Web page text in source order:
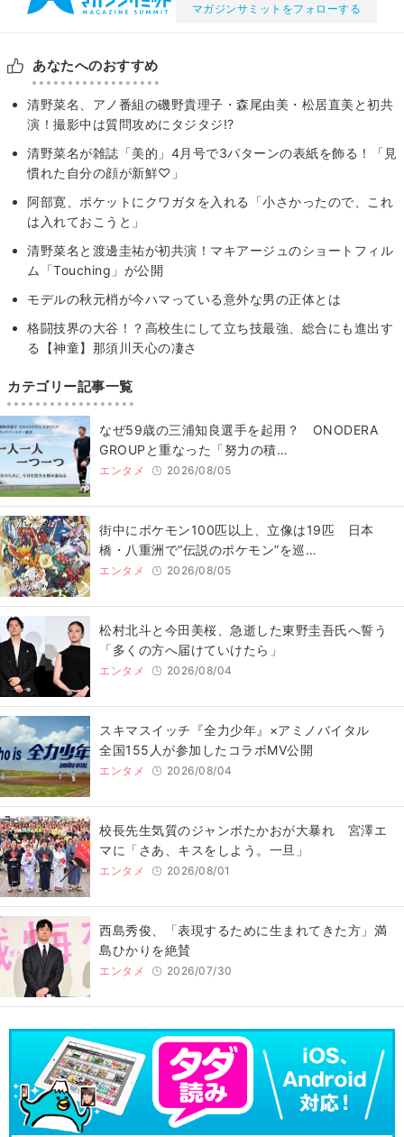
マガジンサミットをフォローする
あなたへのおすすめ
清野菜名、アノ番組の磯野貴理子・森尾由美・松居直美と初共
演！撮影中は質問攻めにタジタジ!?
清野菜名が雑誌「美的」4月号で3パターンの表紙を飾る！「見
慣れた自分の顔が新鮮♡」
阿部寛、ポケットにクワガタを入れる「小さかったので、これ
は入れておこうと」
清野菜名と渡邊圭祐が初共演！マキアージュのショートフィル
ム「Touching」が公開
モデルの秋元梢が今ハマっている意外な男の正体とは
格闘技界の大谷！？高校生にして立ち技最強、総合にも進出す
る【神童】那須川天心の凄さ
カテゴリー記事一覧
なぜ59歳の三浦知良選手を起用？ ONODERA
GROUPと重なった「努力の積…
エンタメ 2026/08/05
街中にポケモン100匹以上、立像は19匹 日本
橋・八重洲で“伝説のポケモン”を巡…
エンタメ 2026/08/05
松村北斗と今田美桜、急逝した東野圭吾氏へ誓う
「多くの方へ届けていけたら」
エンタメ 2026/08/04
スキマスイッチ『全力少年』×アミノバイタル
全国155人が参加したコラボMV公開
エンタメ 2026/08/04
校長先生気質のジャンボたかおが大暴れ 宮澤エ
マに「さあ、キスをしよう。一旦」
エンタメ 2026/08/01
西島秀俊、「表現するために生まれてきた方」満
島ひかりを絶賛
エンタメ 2026/07/30